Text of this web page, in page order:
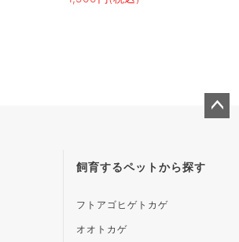
飼育するペットから探す
フトアゴヒゲトカゲ
オオトカゲ